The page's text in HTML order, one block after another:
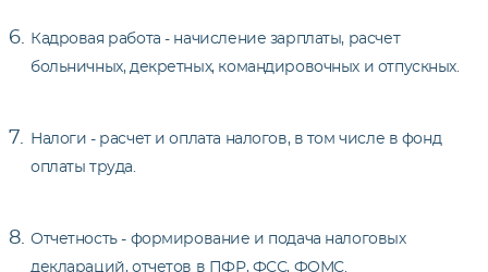
Кадровая работа - начисление зарплаты, расчет
больничных, декретных, командировочных и отпускных.
Налоги - расчет и оплата налогов, в том числе в фонд
оплаты труда.
Отчетность - формирование и подача налоговых
деклараций, отчетов в ПФР, ФСС, ФОМС.